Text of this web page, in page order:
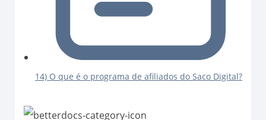
14) O que é o programa de afiliados do Saco Digital?